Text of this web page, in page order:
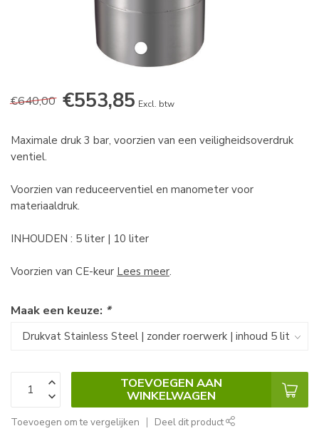
€640,00 €553,85 Excl. btw
Maximale druk 3 bar, voorzien van een veiligheidsoverdruk
ventiel.
Voorzien van reduceerventiel en manometer voor
materiaaldruk.
INHOUDEN : 5 liter | 10 liter
Voorzien van CE-keur Lees meer.
Maak een keuze: *
TOEVOEGEN AAN
WINKELWAGEN
Toevoegen om te vergelijken Deel dit product